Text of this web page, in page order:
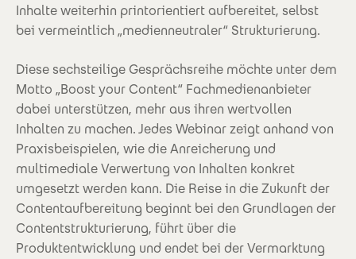
Inhalte weiterhin printorientiert aufbereitet, selbst
bei vermeintlich „medienneutraler“ Strukturierung.
Diese sechsteilige Gesprächsreihe möchte unter dem
Motto „Boost your Content“ Fachmedienanbieter
dabei unterstützen, mehr aus ihren wertvollen
Inhalten zu machen. Jedes Webinar zeigt anhand von
Praxisbeispielen, wie die Anreicherung und
multimediale Verwertung von Inhalten konkret
umgesetzt werden kann. Die Reise in die Zukunft der
Contentaufbereitung beginnt bei den Grundlagen der
Contentstrukturierung, führt über die
Produktentwicklung und endet bei der Vermarktung